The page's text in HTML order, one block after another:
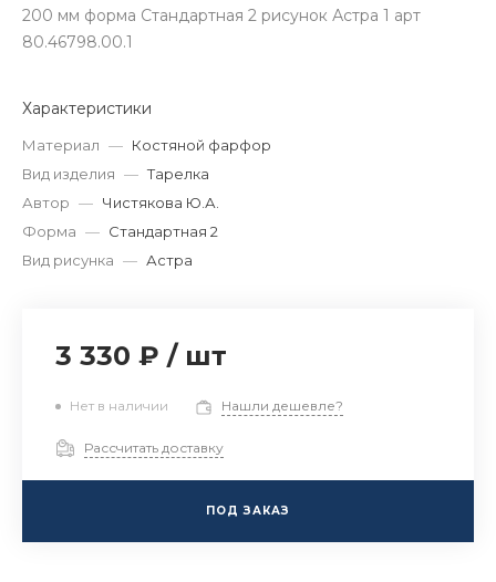
200 мм форма Стандартная 2 рисунок Астра 1 арт
80.46798.00.1
Характеристики
Материал — Костяной фарфор
Вид изделия — Тарелка
Автор — Чистякова Ю.А.
Форма — Стандартная 2
Вид рисунка — Астра
3 330 ₽ / шт
Нет в наличии Нашли дешевле?
Рассчитать доставку
ПОД ЗАКАЗ